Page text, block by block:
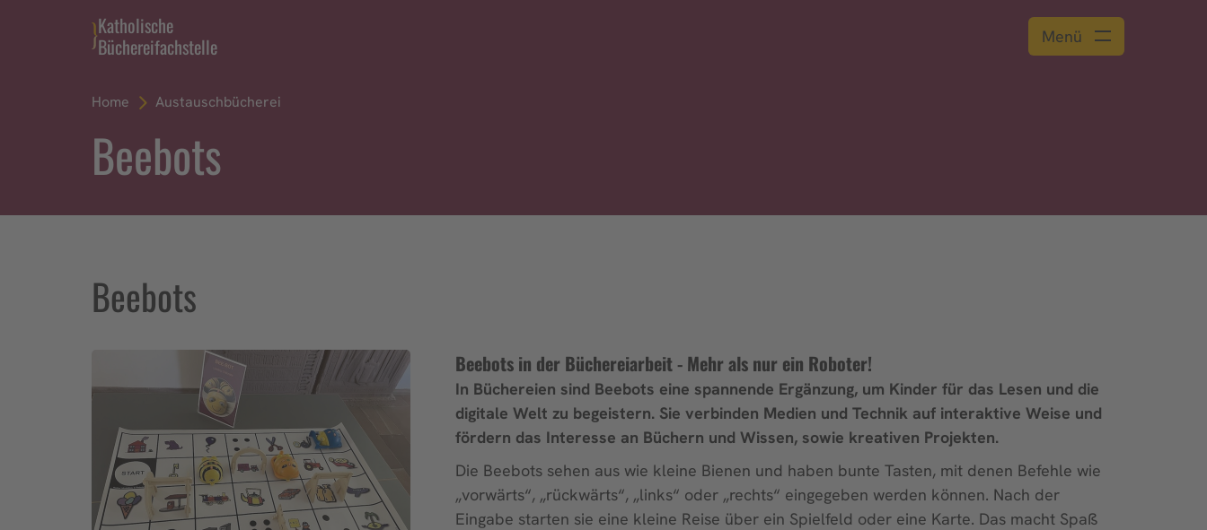
Katholische
Büchereifachstelle
Menü
Home Austauschbücherei
Beebots
Beebots
Beebots in der Büchereiarbeit - Mehr als nur ein Roboter!
In Büchereien sind Beebots eine spannende Ergänzung, um Kinder für das Lesen und die
digitale Welt zu begeistern. Sie verbinden Medien und Technik auf interaktive Weise und
fördern das Interesse an Büchern und Wissen, sowie kreativen Projekten.
Die Beebots sehen aus wie kleine Bienen und haben bunte Tasten, mit denen Befehle wie
„vorwärts“, „rückwärts“, „links“ oder „rechts“ eingegeben werden können. Nach der
Eingabe starten sie eine kleine Reise über ein Spielfeld oder eine Karte. Das macht Spaß